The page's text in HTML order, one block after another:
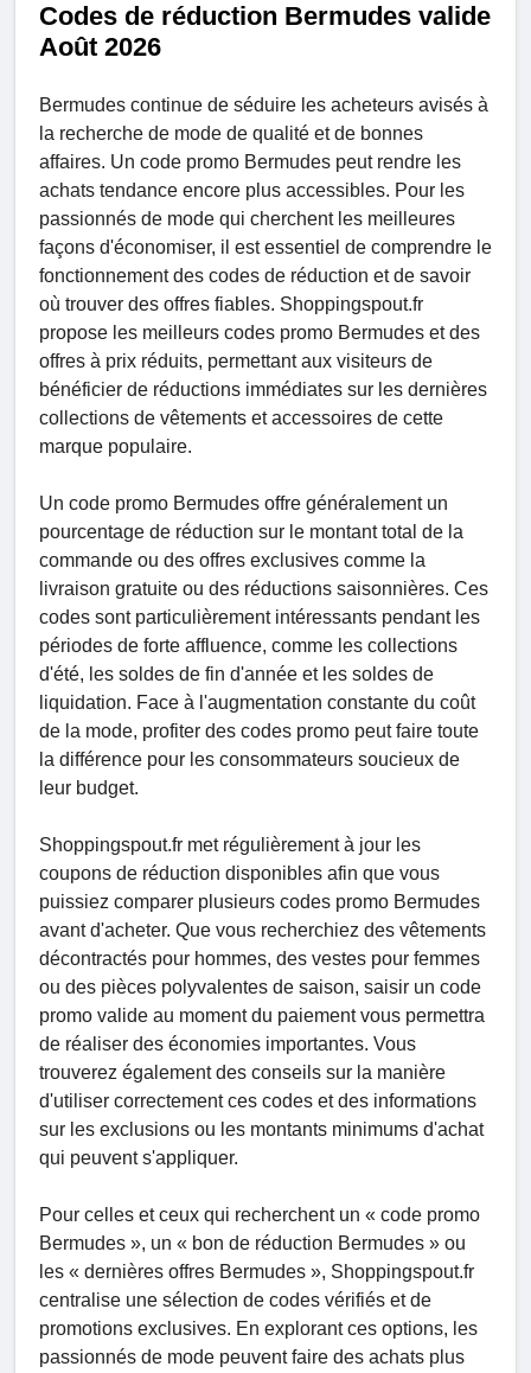
Codes de réduction Bermudes valide
Août 2026
Bermudes continue de séduire les acheteurs avisés à
la recherche de mode de qualité et de bonnes
affaires. Un code promo Bermudes peut rendre les
achats tendance encore plus accessibles. Pour les
passionnés de mode qui cherchent les meilleures
façons d'économiser, il est essentiel de comprendre le
fonctionnement des codes de réduction et de savoir
où trouver des offres fiables. Shoppingspout.fr
propose les meilleurs codes promo Bermudes et des
offres à prix réduits, permettant aux visiteurs de
bénéficier de réductions immédiates sur les dernières
collections de vêtements et accessoires de cette
marque populaire.
Un code promo Bermudes offre généralement un
pourcentage de réduction sur le montant total de la
commande ou des offres exclusives comme la
livraison gratuite ou des réductions saisonnières. Ces
codes sont particulièrement intéressants pendant les
périodes de forte affluence, comme les collections
d'été, les soldes de fin d'année et les soldes de
liquidation. Face à l'augmentation constante du coût
de la mode, profiter des codes promo peut faire toute
la différence pour les consommateurs soucieux de
leur budget.
Shoppingspout.fr met régulièrement à jour les
coupons de réduction disponibles afin que vous
puissiez comparer plusieurs codes promo Bermudes
avant d'acheter. Que vous recherchiez des vêtements
décontractés pour hommes, des vestes pour femmes
ou des pièces polyvalentes de saison, saisir un code
promo valide au moment du paiement vous permettra
de réaliser des économies importantes. Vous
trouverez également des conseils sur la manière
d'utiliser correctement ces codes et des informations
sur les exclusions ou les montants minimums d'achat
qui peuvent s'appliquer.
Pour celles et ceux qui recherchent un « code promo
Bermudes », un « bon de réduction Bermudes » ou
les « dernières offres Bermudes », Shoppingspout.fr
centralise une sélection de codes vérifiés et de
promotions exclusives. En explorant ces options, les
passionnés de mode peuvent faire des achats plus